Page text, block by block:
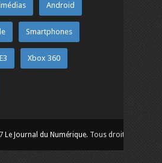
Android
Smartphones
E3 Xbox 360
Le Journal du Numérique. Tous droits réservés.